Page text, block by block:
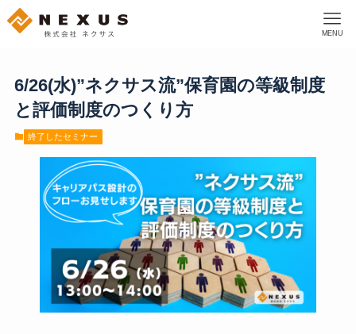
MENU
6/26(水)”ネクサス流”保育園の等級制度
と評価制度のつくり方
終了したセミナー